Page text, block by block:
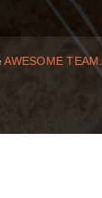
AWESOME TEAM